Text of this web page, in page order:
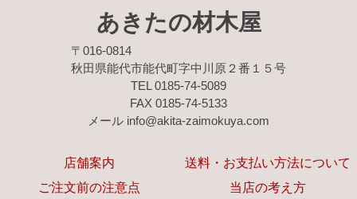
あきたの材木屋
〒016-0814
秋田県能代市能代町字中川原２番１５号
TEL 0185-74-5089
FAX 0185-74-5133
メール info@akita-zaimokuya.com
店舗案内
送料・お支払い方法について
ご注文前の注意点
当店の考え方